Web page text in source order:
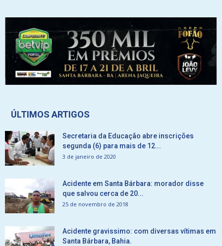
ÚLTIMOS ARTIGOS
Secretaria da Educação abre inscrições
segunda (6) para mais de 12...
3 de janeiro de 2020
Acidente em Santa Bárbara: morador disse
que salvou cerca de 20...
25 de novembro de 2018
Acidente gravissimo: com diversas vítimas em
Santa Bárbara, Bahia.